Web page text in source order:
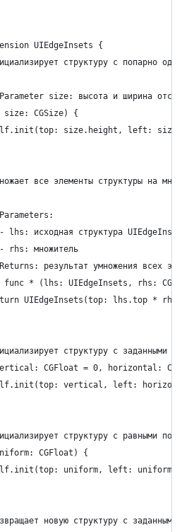
UIEdgeInsets {
структуру с попарно
size: высота и ширина
size: CGSize) {
size.height, left:
все элементы структуры на
lhs: исходная структура UIEdgeInsets
rhs: множитель
результат умножения всех
func * (lhs: UIEdgeInsets, rhs:
UIEdgeInsets(top: lhs.top *
структуру с заданными
CGFloat = 0, horizontal:
vertical, left:
структуру с равными по
CGFloat) {
uniform, left: uniform,
новую структуру с заданным